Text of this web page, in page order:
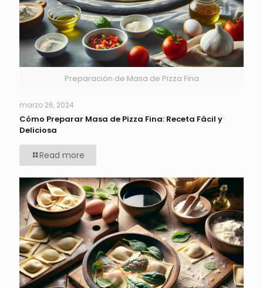
Preparación de Masa de Pizza Fina
marzo 26, 2024
Cómo Preparar Masa de Pizza Fina: Receta Fácil y
Deliciosa
Read more